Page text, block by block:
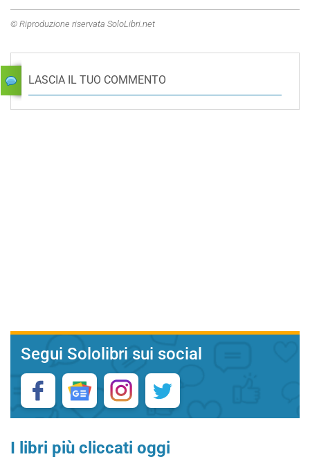
© Riproduzione riservata SoloLibri.net
LASCIA IL TUO COMMENTO
Segui Sololibri sui social
I libri più cliccati oggi